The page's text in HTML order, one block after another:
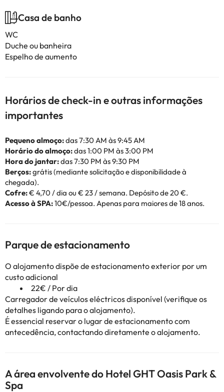
Casa de banho
WC
Duche ou banheira
Espelho de aumento
Horários de check-in e outras informações
importantes
Pequeno almoço:das 7:30 AM às 9:45 AM
Horário do almoço:das 1:00 PM às 3:00 PM
Hora do jantar:das 7:30 PM às 9:30 PM
Berços:grátis (mediante solicitação e disponibilidade à
chegada).
Cofre:€ 4,70 / dia ou € 23 / semana. Depósito de 20 €.
Acesso à SPA:10€/pessoa. Apenas para maiores de 18 anos.
Parque de estacionamento
O alojamento dispõe de estacionamento exterior por um
custo adicional
22€ / Por dia
Carregador de veículos eléctricos disponível (verifique os
detalhes ligando para o alojamento).
É essencial reservar o lugar de estacionamento com
antecedência, contactando diretamente o alojamento.
A área envolvente do Hotel GHT Oasis Park &
Spa